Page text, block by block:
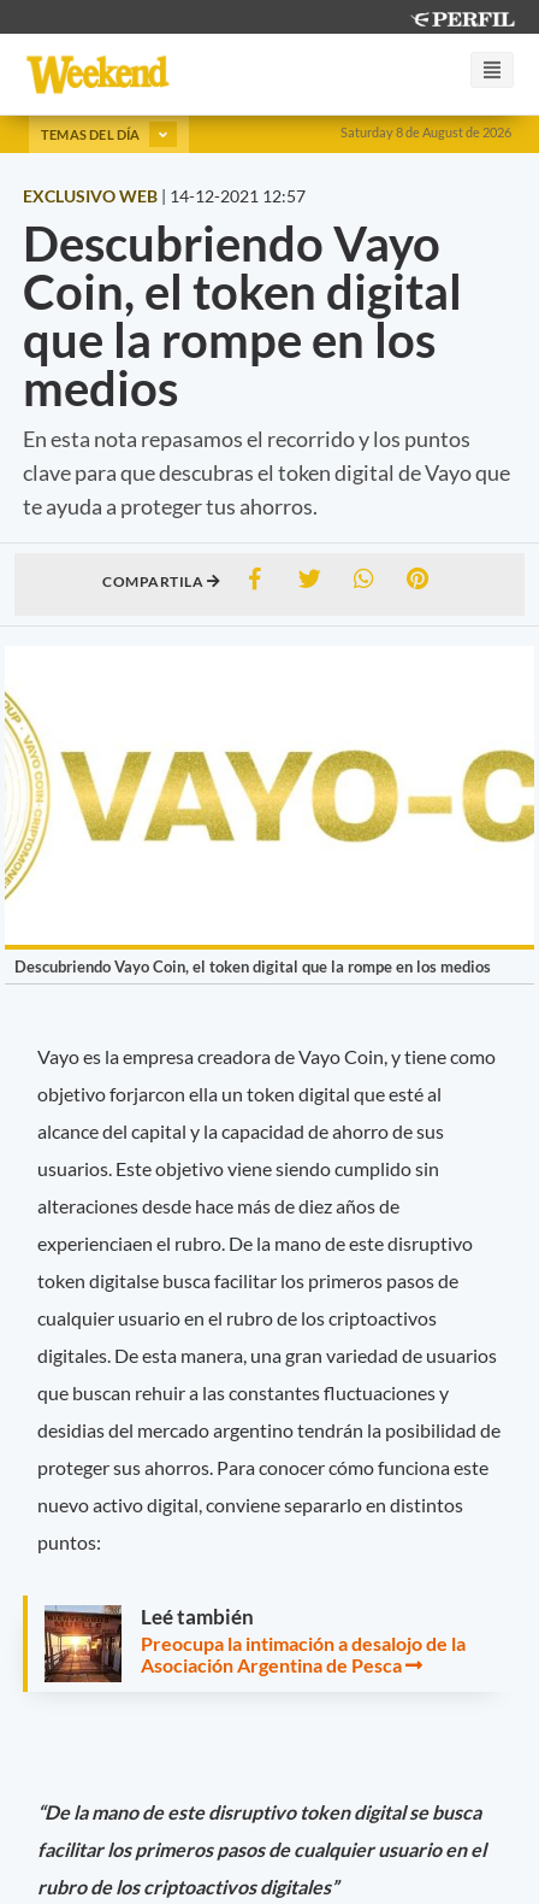
Saturday 8 de August de 2026
TEMAS DEL DÍA
EXCLUSIVO WEB | 14-12-2021 12:57
Descubriendo Vayo
Coin, el token digital
que la rompe en los
medios
En esta nota repasamos el recorrido y los puntos
clave para que descubras el token digital de Vayo que
te ayuda a proteger tus ahorros.
COMPARTILA
Descubriendo Vayo Coin, el token digital que la rompe en los medios
Vayo es la empresa creadora de Vayo Coin, y tiene como
objetivo forjarcon ella un token digital que esté al
alcance del capital y la capacidad de ahorro de sus
usuarios. Este objetivo viene siendo cumplido sin
alteraciones desde hace más de diez años de
experienciaen el rubro. De la mano de este disruptivo
token digitalse busca facilitar los primeros pasos de
cualquier usuario en el rubro de los criptoactivos
digitales. De esta manera, una gran variedad de usuarios
que buscan rehuir a las constantes fluctuaciones y
desidias del mercado argentino tendrán la posibilidad de
proteger sus ahorros. Para conocer cómo funciona este
nuevo activo digital, conviene separarlo en distintos
puntos:
Leé también
Preocupa la intimación a desalojo de la
Asociación Argentina de Pesca
“De la mano de este disruptivo token digital se busca
facilitar los primeros pasos de cualquier usuario en el
rubro de los criptoactivos digitales”